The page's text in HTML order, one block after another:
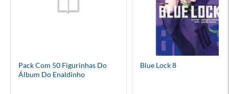
Pack Com 50 Figurinhas Do
Álbum Do Enaldinho
Blue Lock 8